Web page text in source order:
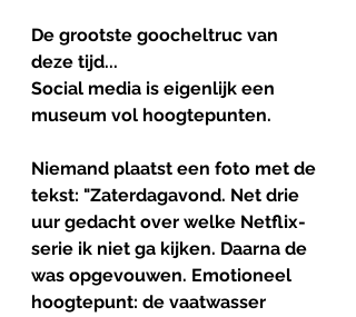
De grootste goocheltruc van
deze tijd...
Social media is eigenlijk een
museum vol hoogtepunten.
Niemand plaatst een foto met de
tekst: "Zaterdagavond. Net drie
uur gedacht over welke Netflix-
serie ik niet ga kijken. Daarna de
was opgevouwen. Emotioneel
hoogtepunt: de vaatwasser